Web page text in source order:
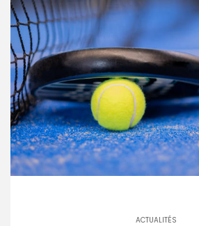
ACTUALITÉS